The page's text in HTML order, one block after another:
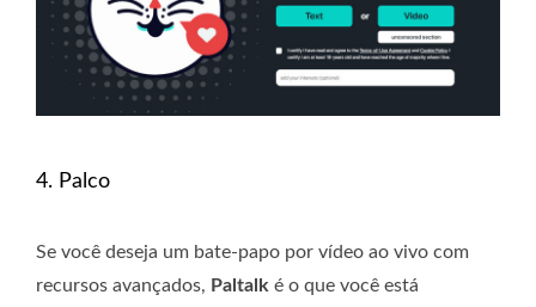
4. Palco
Se você deseja um bate-papo por vídeo ao vivo com
recursos avançados, Paltalk é o que você está